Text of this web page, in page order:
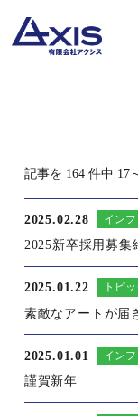
記事を 164 件中 17
2025.02.28 イン
2025新卒採用募集
2025.01.22 トピッ
素敵なアートが届
2025.01.01 イン
謹賀新年